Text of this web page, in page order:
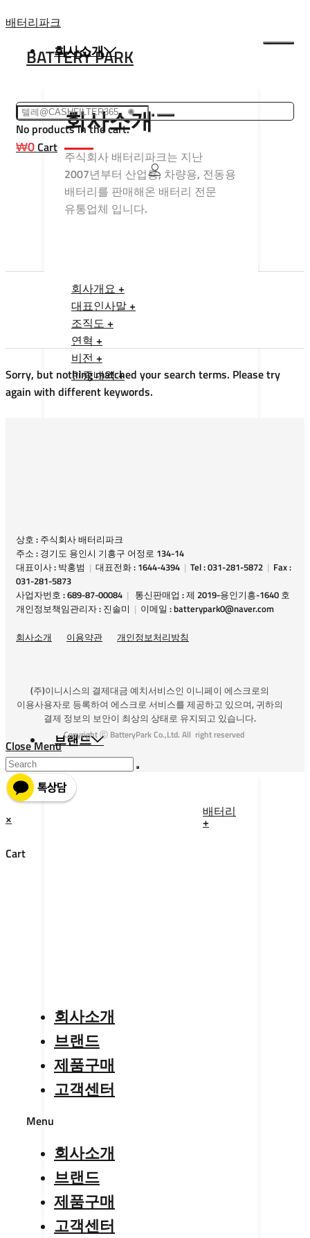
Skip
content
배터리파크
BATTERY PARK
회사소개
회사소개
주식회사 배터리파크는 지난
2007년부터 산업용, 차량용, 전동용
배터리를 판매해온 배터리 전문
유통업체 입니다.
회사개요 +
대표인사말 +
조직도 +
연혁 +
비전 +
인증내역 +
브랜드
배터리
+
No products in the cart.
₩0Cart
Sorry, but nothing matched your search terms. Please try
again with different keywords.
상호 : 주식회사 배터리파크
주소 : 경기도 용인시 기흥구 어정로 134-14
대표이사 : 박홍범 | 대표전화 : 1644-4394 | Tel : 031-281-5872 | Fax :
031-281-5873
사업자번호 : 689-87-00084 | 통신판매업 : 제 2019-용인기흥-1640 호
개인정보책임관리자 : 진솔미 | 이메일 : batterypark0@naver.com
회사소개 이용약관 개인정보처리방침
(주)이니시스의 결제대금 예치서비스인 이니페이 에스크로의
이용사용자로 등록하여 에스크로 서비스를 제공하고 있으며, 귀하의
결제 정보의 보안이 최상의 상태로 유지되고 있습니다.
Copyright ⓒ BatteryPark Co.,Ltd. All right reserved
Close Menu
×
Cart
회사소개
브랜드
제품구매
고객센터
Menu
회사소개
브랜드
제품구매
고객센터